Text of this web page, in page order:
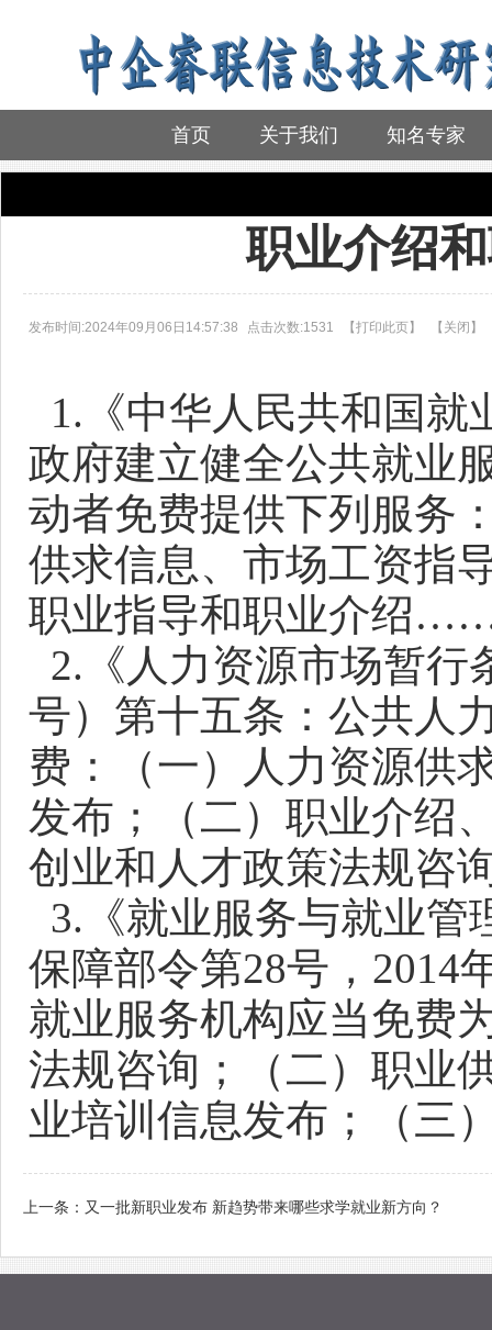
首页 关于我们 知名专家
职业介绍
发布时间:2024年09月06日14:57:38 点击次数:1531 【打印此页】 【 关闭 】
1.《中华人民共和国就
政府建立健全公共就业
动者免费提供下列服务
供求信息、市场工资指
职业指导和职业介绍
2.《人力资源市场暂行
号）第十五条：公共人
费：（一）人力资源供
发布；（二）职业介绍
创业和人才政策法规
3.《就业服务与就业管
保障部令第28号，2014
就业服务机构应当免费
法规咨询；（二）职业
业培训信息发布；（
上一条： 又一批新职业发布 新趋势带来哪些求学就业新方向？